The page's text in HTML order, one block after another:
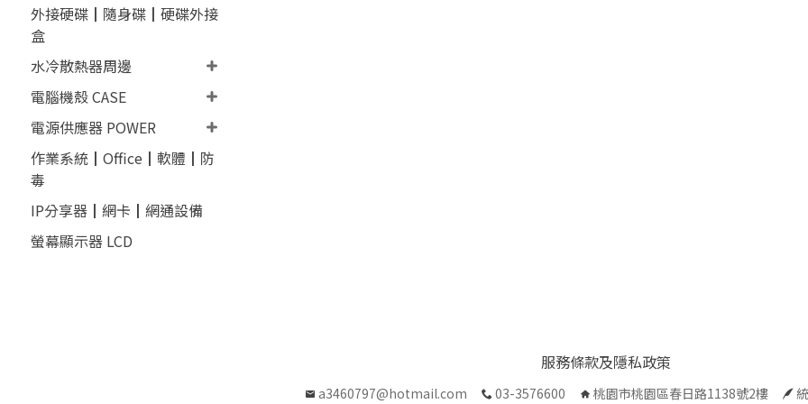
外接硬碟┃隨身碟┃硬碟外接
盒
水冷散熱器周邊
電腦機殼 CASE
電源供應器 POWER
作業系統┃Office┃軟體┃防
毒
IP分享器┃網卡┃網通設備
螢幕顯示器 LCD
服務條款及隱私政策
a3460797@hotmail.com 03-3576600 桃園市桃園區春日路1138號2樓